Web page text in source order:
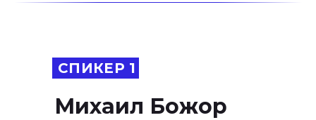
Михаил Божор
СПИКЕР 1